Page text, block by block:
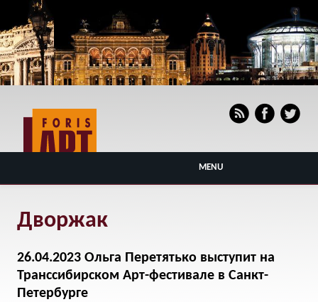
MENU
Дворжак
26.04.2023 Ольга Перетятько выступит на
Транссибирском Арт-фестивале в Санкт-
Петербурге